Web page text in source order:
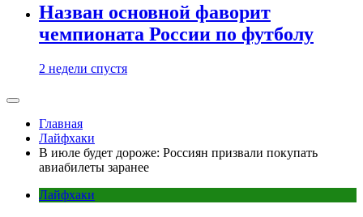
Назван основной фаворит
чемпионата России по футболу
2 недели спустя
Главная
Лайфхаки
В июле будет дороже: Россиян призвали покупать
авиабилеты заранее
Лайфхаки